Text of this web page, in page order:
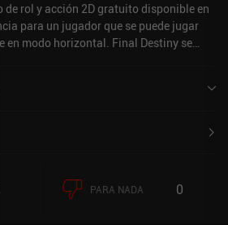
de rol y acción 2D gratuito disponible en
para un jugador que se puede jugar
modo horizontal. Final Destiny se
PARA NADA 0